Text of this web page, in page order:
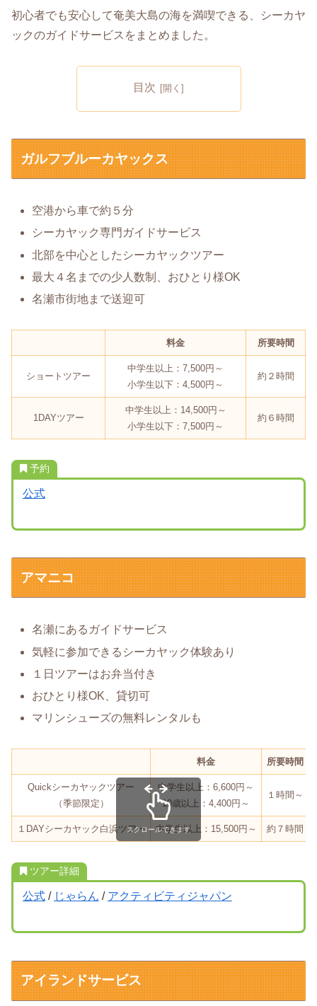
初心者でも安心して奄美大島の海を満喫できる、シーカヤ
ックのガイドサービスをまとめました。
目次
ガルフブルーカヤックス
空港から車で約５分
シーカヤック専門ガイドサービス
北部を中心としたシーカヤックツアー
最大４名までの少人数制、おひとり様OK
名瀬市街地まで送迎可
料金 所要時間
ショートツアー
中学生以上：7,500円～
小学生以下：4,500円～
約２時間
1DAYツアー
中学生以上：14,500円～
小学生以下：7,500円～
約６時間
予約
公式
アマニコ
名瀬にあるガイドサービス
気軽に参加できるシーカヤック体験あり
１日ツアーはお弁当付き
おひとり様OK、貸切可
マリンシューズの無料レンタルも
料金 所要時間
Quickシーカヤックツアー
（季節限定）
中学生以上：6,600円～
10歳以上：4,400円～
１時間～
１DAYシーカヤック白浜ツアー 中学生以上：15,500円～ 約７時間
スクロールできます
ツアー詳細
公式/ じゃらん / アクティビティジャパン
アイランドサービス